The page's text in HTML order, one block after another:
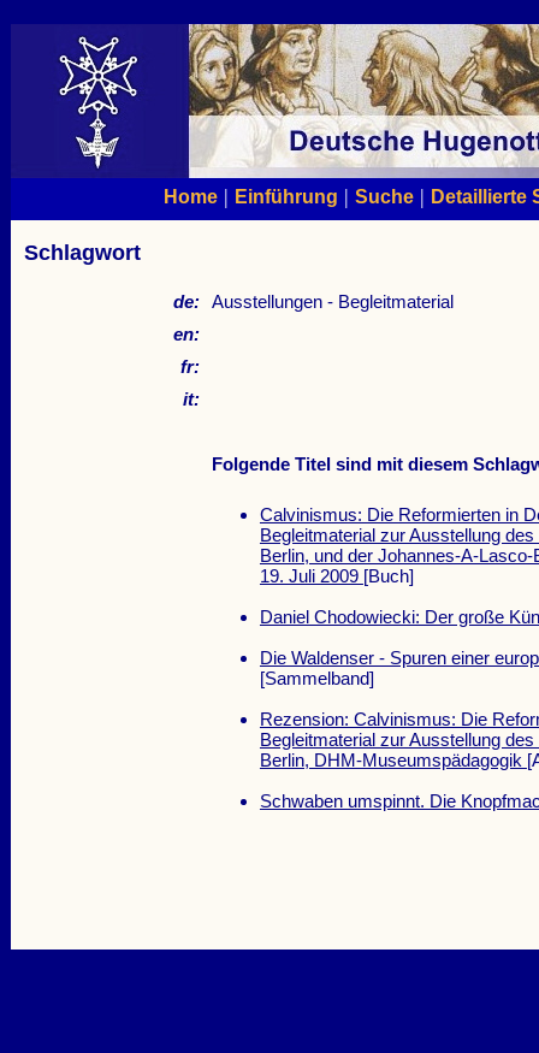
Home| Einführung | Suche| Detaillierte
Schlagwort
de: Ausstellungen - Begleitmaterial
en:
fr:
it:
Folgende Titel sind mit diesem
Calvinismus: Die Reformierten in
Begleitmaterial zur Ausstellung
Berlin, und der Johannes-A-
19. Juli 2009 [Buch]
Daniel Chodowiecki: Der große
Die Waldenser - Spuren einer
[Sammelband]
Rezension: Calvinismus: Die
Begleitmaterial zur Ausstellung
Berlin, DHM-Museumspädagogik
Schwaben umspinnt. Die